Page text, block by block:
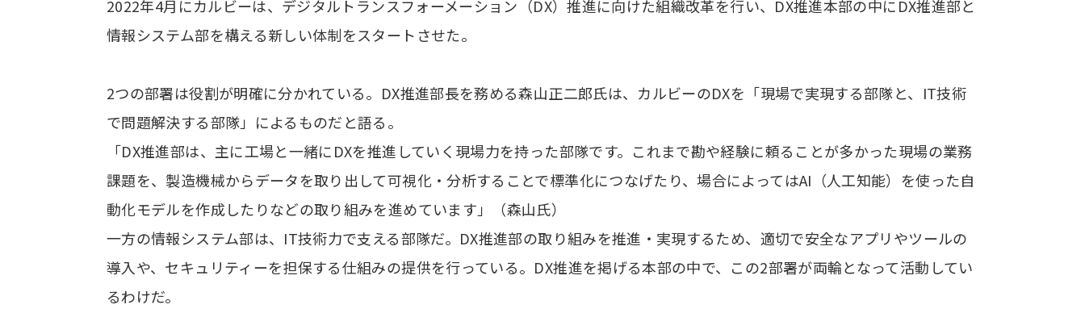
2022年4月にカルビーは、デジタルトランスフォーメーション（DX）推進に向けた組織改革を行い、DX推進本部の中にDX推進部と
情報システム部を構える新しい体制をスタートさせた。
2つの部署は役割が明確に分かれている。DX推進部長を務める森山正二郎氏は、カルビーのDXを「現場で実現する部隊と、IT技術
で問題解決する部隊」によるものだと語る。
「DX推進部は、主に工場と一緒にDXを推進していく現場力を持った部隊です。これまで勘や経験に頼ることが多かった現場の業務
課題を、製造機械からデータを取り出して可視化・分析することで標準化につなげたり、場合によってはAI（人工知能）を使った自
動化モデルを作成したりなどの取り組みを進めています」（森山氏）
一方の情報システム部は、IT技術力で支える部隊だ。DX推進部の取り組みを推進・実現するため、適切で安全なアプリやツールの
導入や、セキュリティーを担保する仕組みの提供を行っている。DX推進を掲げる本部の中で、この2部署が両輪となって活動してい
るわけだ。